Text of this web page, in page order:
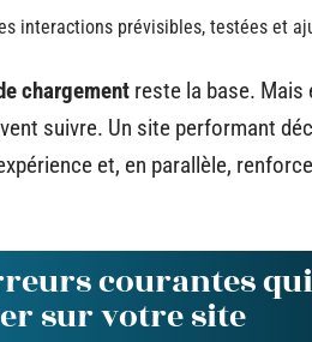
interactions prévisibles, testées et
chargement reste la base. Mais
suivre. Un site performant
et, en parallèle,
courantes
sur votre site